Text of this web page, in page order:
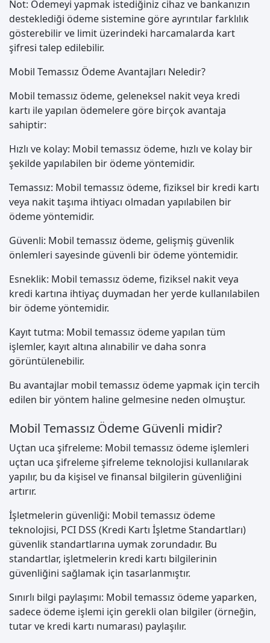
Not: Ödemeyi yapmak istediğiniz cihaz ve bankanızın
desteklediği ödeme sistemine göre ayrıntılar farklılık
gösterebilir ve limit üzerindeki harcamalarda kart
şifresi talep edilebilir.
Mobil Temassız Ödeme Avantajları Neledir?
Mobil temassız ödeme, geleneksel nakit veya kredi
kartı ile yapılan ödemelere göre birçok avantaja
sahiptir:
Hızlı ve kolay: Mobil temassız ödeme, hızlı ve kolay bir
şekilde yapılabilen bir ödeme yöntemidir.
Temassız: Mobil temassız ödeme, fiziksel bir kredi kartı
veya nakit taşıma ihtiyacı olmadan yapılabilen bir
ödeme yöntemidir.
Güvenli: Mobil temassız ödeme, gelişmiş güvenlik
önlemleri sayesinde güvenli bir ödeme yöntemidir.
Esneklik: Mobil temassız ödeme, fiziksel nakit veya
kredi kartına ihtiyaç duymadan her yerde kullanılabilen
bir ödeme yöntemidir.
Kayıt tutma: Mobil temassız ödeme yapılan tüm
işlemler, kayıt altına alınabilir ve daha sonra
görüntülenebilir.
Bu avantajlar mobil temassız ödeme yapmak için tercih
edilen bir yöntem haline gelmesine neden olmuştur.
Mobil Temassız Ödeme Güvenli midir?
Uçtan uca şifreleme: Mobil temassız ödeme işlemleri
uçtan uca şifreleme şifreleme teknolojisi kullanılarak
yapılır, bu da kişisel ve finansal bilgilerin güvenliğini
artırır.
İşletmelerin güvenliği: Mobil temassız ödeme
teknolojisi, PCI DSS (Kredi Kartı İşletme Standartları)
güvenlik standartlarına uymak zorundadır. Bu
standartlar, işletmelerin kredi kartı bilgilerinin
güvenliğini sağlamak için tasarlanmıştır.
Sınırlı bilgi paylaşımı: Mobil temassız ödeme yaparken,
sadece ödeme işlemi için gerekli olan bilgiler (örneğin,
tutar ve kredi kartı numarası) paylaşılır.